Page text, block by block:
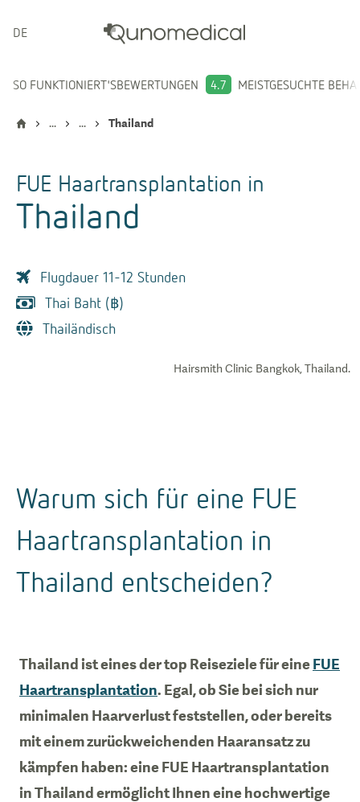
DEUTSCH
SO FUNKTIONIERT'SBEWERTUNGEN 4.7 MEISTGESUCHTE
... ... Thailand
FUE Haartransplantation in
Thailand
Flugdauer 11-12 Stunden
Thai Baht (฿)
Thailändisch
Hairsmith Clinic Bangkok, Thailand.
Warum sich für eine FUE
Haartransplantation in
Thailand entscheiden?
Thailand ist eines der top Reiseziele für eineFUE
Haartransplantation. Egal, ob Sie bei sich nur
minimalen Haarverlust feststellen, oder bereits
mit einem zurückweichenden Haaransatz zu
kämpfen haben: eine FUE Haartransplantation
in Thailand ermöglicht Ihnen eine hochwertige